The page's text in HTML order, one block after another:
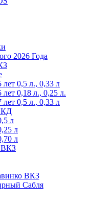
2026 Года
лет 0,5 л., 0,33 л
лет 0,18 л., 0,25 л.
лет 0,5 л., 0,33 л
л
л
л
ВКЗ
ВКЗ
Сабля